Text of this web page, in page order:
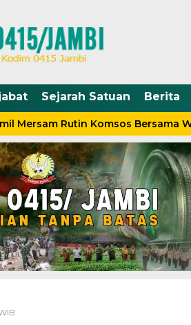
Sejarah Satuan Berita
Mersam Rutin Komsos Bersama